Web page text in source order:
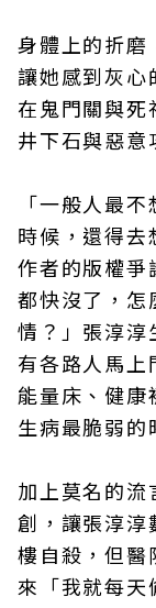
身體上的折磨
讓她感到灰
在鬼門關與
井下石與惡意
「一般人最
時候，還得去
作者的版權爭
都快沒了，怎
情？」張淳淳
有各路人馬上
能量床、健康
生病最脆弱的
加上莫名的
創，讓張淳淳
樓自殺，但醫
來「我就每天